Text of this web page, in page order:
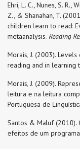
Ehri, L. C., Nunes, S. R.,
Z., & Shanahan, T.
children learn to read:
metaanalysis. Reading
Morais, J. (2003).
reading and in learning
Morais, J. (2009).
leitura e na leitura
Portuguesa de
Santos & Maluf (2010).
efeitos de um